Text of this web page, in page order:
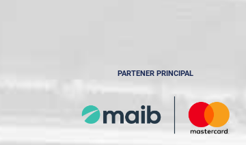
PARTENER PRINCIPAL